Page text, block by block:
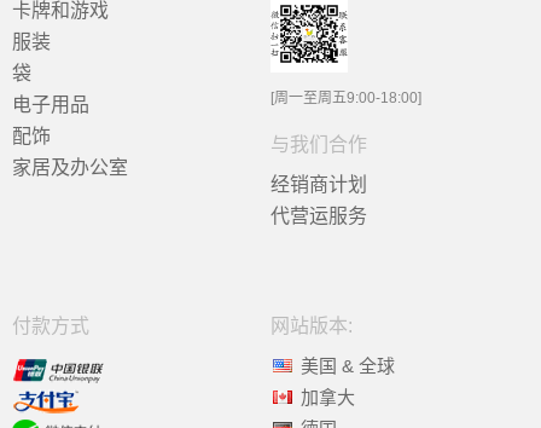
卡牌和游戏
服装
袋
电子用品
配饰
家居及办公室
[周一至周五9:00-18:00]
与我们合作
经销商计划
代营运服务
付款方式
网站版本:
美国 & 全球
加拿大